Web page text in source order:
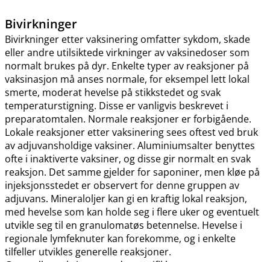
Bivirkninger
Bivirkninger etter vaksinering omfatter sykdom, skade
eller andre utilsiktede virkninger av vaksinedoser som
normalt brukes på dyr. Enkelte typer av reaksjoner på
vaksinasjon må anses normale, for eksempel lett lokal
smerte, moderat hevelse på stikkstedet og svak
temperaturstigning. Disse er vanligvis beskrevet i
preparatomtalen. Normale reaksjoner er forbigående.
Lokale reaksjoner etter vaksinering sees oftest ved bruk
av adjuvansholdige vaksiner. Aluminiumsalter benyttes
ofte i inaktiverte vaksiner, og disse gir normalt en svak
reaksjon. Det samme gjelder for saponiner, men kløe på
injeksjonsstedet er observert for denne gruppen av
adjuvans. Mineraloljer kan gi en kraftig lokal reaksjon,
med hevelse som kan holde seg i flere uker og eventuelt
utvikle seg til en granulomatøs betennelse. Hevelse i
regionale lymfeknuter kan forekomme, og i enkelte
tilfeller utvikles generelle reaksjoner.